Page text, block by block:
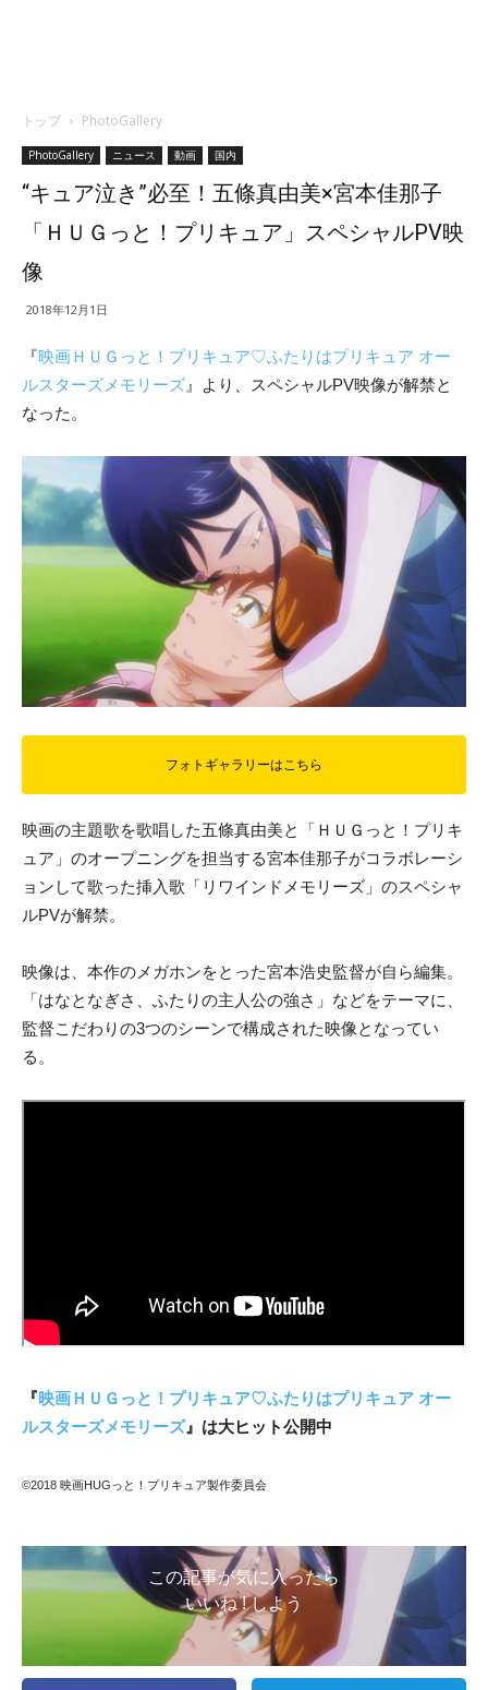
トップ PhotoGallery
PhotoGallery ニュース 動画 国内
“キュア泣き”必至！五條真由美×宮本佳那子
「ＨＵＧっと！プリキュア」スペシャルPV映
像
2018年12月1日
『映画ＨＵＧっと！プリキュア♡ふたりはプリキュア オー
ルスターズメモリーズ 』より、スペシャルPV映像が解禁と
なった。
フォトギャラリーはこちら
映画の主題歌を歌唱した五條真由美と「ＨＵＧっと！プリキ
ュア」のオープニングを担当する宮本佳那子がコラボレーシ
ョンして歌った挿入歌「リワインドメモリーズ」のスペシャ
ルPVが解禁。
映像は、本作のメガホンをとった宮本浩史監督が自ら編集。
「はなとなぎさ、ふたりの主人公の強さ」などをテーマに、
監督こだわりの3つのシーンで構成された映像となってい
る。
『映画ＨＵＧっと！プリキュア♡ふたりはプリキュア オー
ルスターズメモリーズ』は大ヒット公開中
©2018 映画HUGっと！プリキュア製作委員会
この記事が気に入ったら
いいね ! しよう